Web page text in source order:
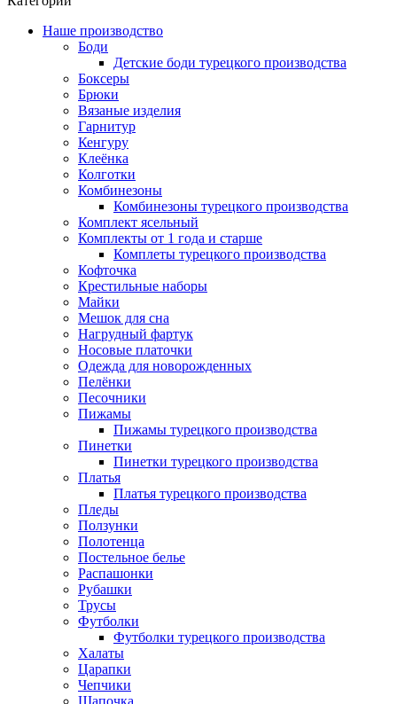
Наше производство
Боди
Детские боди турецкого производства
Боксеры
Брюки
Вязаные изделия
Гарнитур
Кенгуру
Клеёнка
Колготки
Комбинезоны
Комбинезоны турецкого производства
Комплект ясельный
Комплекты от 1 года и старше
Комплеты турецкого производства
Кофточка
Крестильные наборы
Майки
Мешок для сна
Нагрудный фартук
Носовые платочки
Одежда для новорожденных
Пелёнки
Песочники
Пижамы
Пижамы турецкого производства
Пинетки
Пинетки турецкого производства
Платья
Платья турецкого производства
Пледы
Ползунки
Полотенца
Постельное белье
Распашонки
Рубашки
Трусы
Футболки
Футболки турецкого производства
Халаты
Царапки
Чепчики
Шапочка